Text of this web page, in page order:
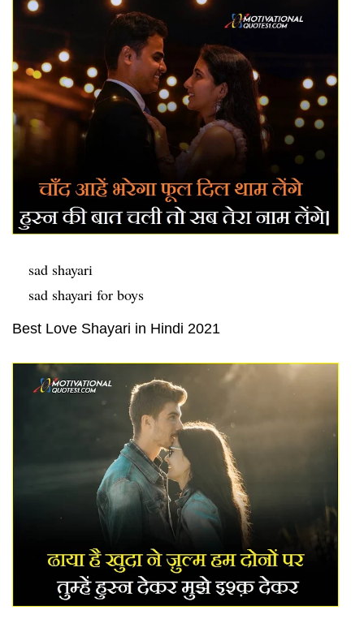
sad shayari
sad shayari for boys
Best Love Shayari in Hindi 2021